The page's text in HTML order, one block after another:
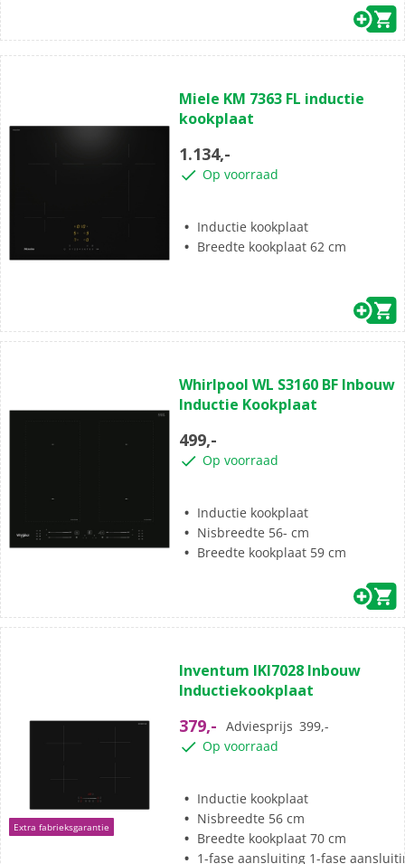
van
de
sterren.
Miele KM 7363 FL inductie
kookplaat
1.134,-
Op voorraad
Inductie kookplaat
Breedte kookplaat 62 cm
van
de
sterren.
1
Whirlpool WL S3160 BF Inbouw
Inductie Kookplaat
499,-
Op voorraad
Inductie kookplaat
Nisbreedte 56- cm
Breedte kookplaat 59 cm
Extra fabrieksgarantie
van
de
sterren.
1
Inventum IKI7028 Inbouw
Inductiekookplaat
379,- Adviesprijs 399,-
Op voorraad
Inductie kookplaat
Nisbreedte 56 cm
Breedte kookplaat 70 cm
1-fase aansluiting 1-fase